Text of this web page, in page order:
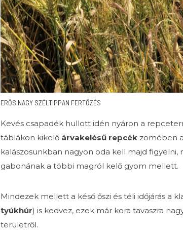
ERŐS NAGY SZÉLTIPPAN FERTŐZÉS
Kevés csapadék hullott idén nyáron a
táblákon kikelő árvakelésű repcék zömében
kalászosunkban nagyon oda kell majd
gabonának a többi magról kelő gyom mellett.
Mindezek mellett a késő őszi és téli időjárás a
tyúkhúr) is kedvez, ezek már kora tavaszra
területről.